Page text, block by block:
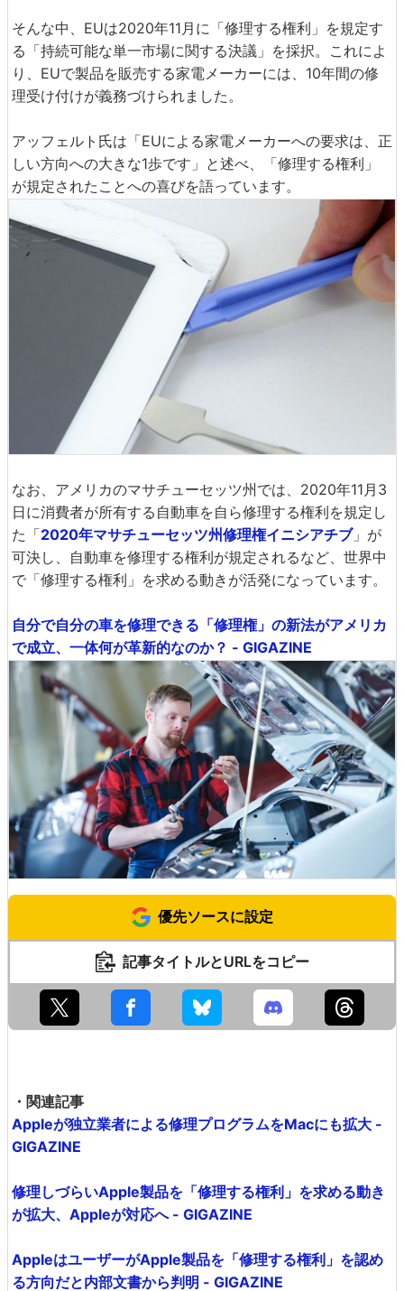
そんな中、EUは2020年11月に「修理する権利」を規定す
る「持続可能な単一市場に関する決議」を採択。これによ
り、EUで製品を販売する家電メーカーには、10年間の修
理受け付けが義務づけられました。
アッフェルト氏は「EUによる家電メーカーへの要求は、正
しい方向への大きな1歩です」と述べ、「修理する権利」
が規定されたことへの喜びを語っています。
なお、アメリカのマサチューセッツ州では、2020年11月3
日に消費者が所有する自動車を自ら修理する権利を規定し
た「2020年マサチューセッツ州修理権イニシアチブ」が
可決し、自動車を修理する権利が規定されるなど、世界中
で「修理する権利」を求める動きが活発になっています。
自分で自分の車を修理できる「修理権」の新法がアメリカ
で成立、一体何が革新的なのか？ - GIGAZINE
優先ソースに設定
記事タイトルとURLをコピー
・関連記事
Appleが独立業者による修理プログラムをMacにも拡大 -
GIGAZINE
修理しづらいApple製品を「修理する権利」を求める動き
が拡大、Appleが対応へ - GIGAZINE
AppleはユーザーがApple製品を「修理する権利」を認め
る方向だと内部文書から判明 - GIGAZINE